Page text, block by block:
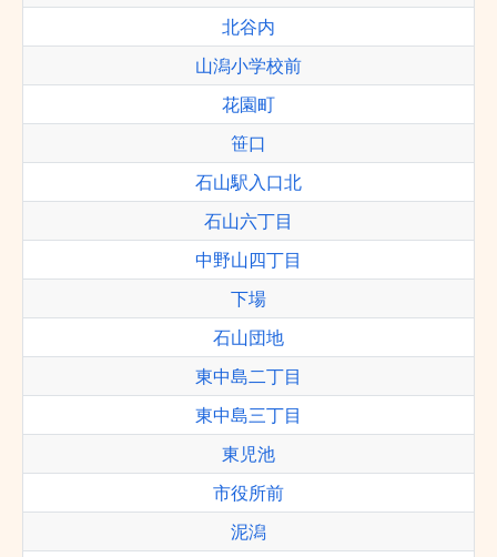
北谷内
山潟小学校前
花園町
笹口
石山駅入口北
石山六丁目
中野山四丁目
下場
石山団地
東中島二丁目
東中島三丁目
東児池
市役所前
泥潟